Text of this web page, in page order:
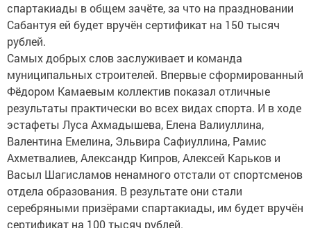
спартакиады в общем зачёте, за что на праздновании
Сабантуя ей будет вручён сертификат на 150 тысяч
рублей.
Самых добрых слов заслуживает и команда
муниципальных строителей. Впервые сформированный
Фёдором Камаевым коллектив показал отличные
результаты практически во всех видах спорта. И в ходе
эстафеты Луса Ахмадышева, Елена Валиуллина,
Валентина Емелина, Эльвира Сафиуллина, Рамис
Ахметвалиев, Александр Кипров, Алексей Карьков и
Васыл Шагисламов ненамного отстали от спортсменов
отдела образования. В результате они стали
серебряными призёрами спартакиады, им будет вручён
сертификат на 100 тысяч рублей.